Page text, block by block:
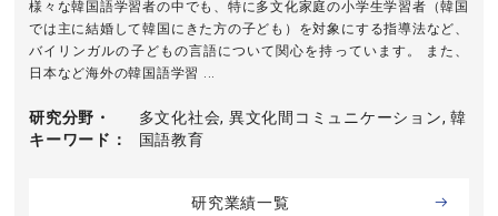
様々な韓国語学習者の中でも、特に多文化家庭の小学生学習者（韓国
では主に結婚して韓国にきた方の子ども）を対象にする指導法など、
バイリンガルの子どもの言語について関心を持っています。 また、
日本など海外の韓国語学習 ...
研究分野・
キーワード
多文化社会, 異文化間コミュニケーション, 韓
国語教育
研究業績一覧